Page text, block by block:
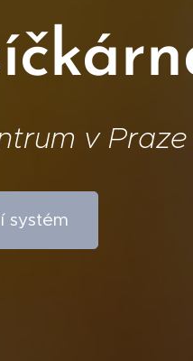
v Praze
systém